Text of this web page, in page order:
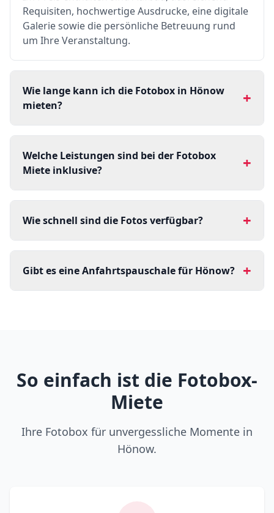
Requisiten, hochwertige Ausdrucke, eine digitale
Galerie sowie die persönliche Betreuung rund
um Ihre Veranstaltung.
Wie lange kann ich die Fotobox in Hönow
mieten?
+
Welche Leistungen sind bei der Fotobox
Miete inklusive?
+
Wie schnell sind die Fotos verfügbar? +
Gibt es eine Anfahrtspauschale für Hönow? +
So einfach ist die Fotobox-
Miete
Ihre Fotobox für unvergessliche Momente in
Hönow.